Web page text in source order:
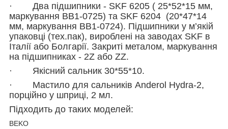
·
Два підшипники - SKF 6205 ( 25*52*15 мм,
маркування BB1-0725) та SKF 6204 (20*47*14
мм, маркування BB1-0724). Підшипники у м’якій
упаковці (тех.пак), вироблені на заводах SKF в
Італії або Болгарії. Закриті металом, маркування
на підшипниках - 2Z або ZZ.
·
Якісний сальник 30*55*10.
·
Мастило для сальників Anderol Hydra-2,
порційно у шприці, 2 мл.
Підходить до таких моделей:
BEKO